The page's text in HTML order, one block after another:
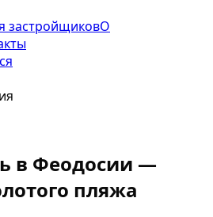
застройщиковО
в Феодосии —
пляжа